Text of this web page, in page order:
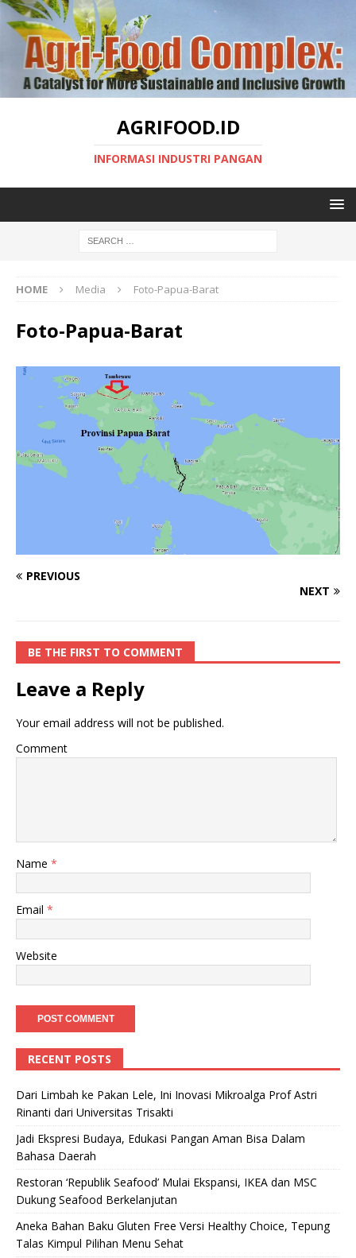
AGRIFOOD.ID
INFORMASI INDUSTRI PANGAN
HOME Media Foto-Papua-Barat
Foto-Papua-Barat
PREVIOUS
NEXT
BE THE FIRST TO COMMENT
Leave a Reply
Your email address will not be published.
Comment
Name *
Email *
Website
RECENT POSTS
Dari Limbah ke Pakan Lele, Ini Inovasi Mikroalga Prof Astri
Rinanti dari Universitas Trisakti
Jadi Ekspresi Budaya, Edukasi Pangan Aman Bisa Dalam
Bahasa Daerah
Restoran ‘Republik Seafood’ Mulai Ekspansi, IKEA dan MSC
Dukung Seafood Berkelanjutan
Aneka Bahan Baku Gluten Free Versi Healthy Choice, Tepung
Talas Kimpul Pilihan Menu Sehat